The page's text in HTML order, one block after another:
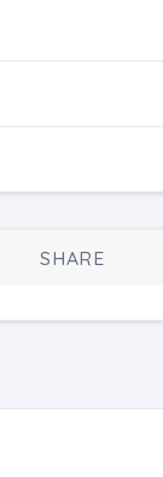
SHARE